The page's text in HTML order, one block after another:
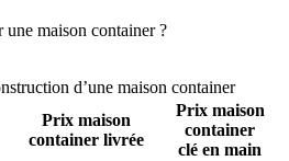
une maison container ?
d’une maison container
Prix maison
container livrée
Prix maison
container
clé en main